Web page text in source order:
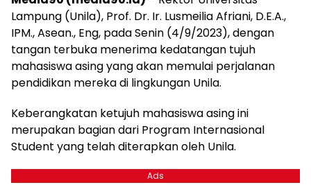
Lampung (Unila), Prof. Dr. Ir. Lusmeilia Afriani, D.E.A.,
IPM., Asean., Eng, pada Senin (4/9/2023), dengan
tangan terbuka menerima kedatangan tujuh
mahasiswa asing yang akan memulai perjalanan
pendidikan mereka di lingkungan Unila.
Keberangkatan ketujuh mahasiswa asing ini
merupakan bagian dari Program Internasional
Student yang telah diterapkan oleh Unila.
Ads